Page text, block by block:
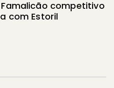
competitivo
com Estoril